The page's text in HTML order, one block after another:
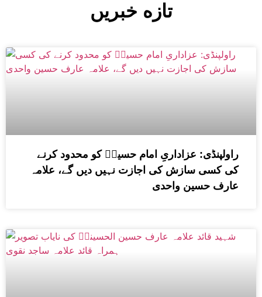
تازه خبریں
راولپنڈی: عزاداریِ امام حسینؑ کو محدود کرنے
کی کسی سازش کی اجازت نہیں دیں گے، علامہ
عارف حسین واحدی